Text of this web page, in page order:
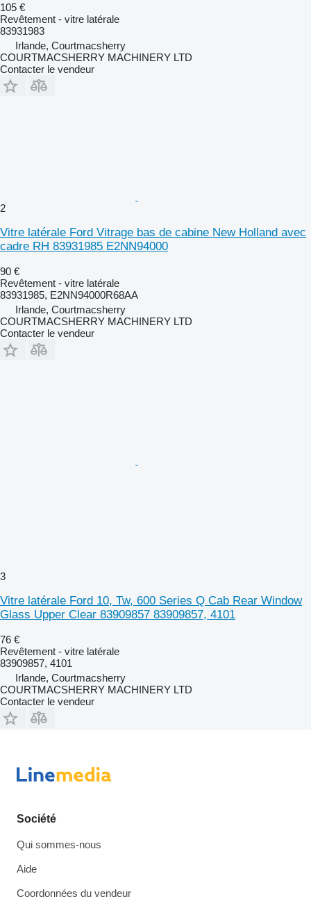
105 €
Revêtement - vitre latérale
83931983
Irlande, Courtmacsherry
COURTMACSHERRY MACHINERY LTD
Contacter le vendeur
2
Vitre latérale Ford Vitrage bas de cabine New Holland avec
cadre RH 83931985 E2NN94000
90 €
Revêtement - vitre latérale
83931985, E2NN94000R68AA
Irlande, Courtmacsherry
COURTMACSHERRY MACHINERY LTD
Contacter le vendeur
3
Vitre latérale Ford 10, Tw, 600 Series Q Cab Rear Window
Glass Upper Clear 83909857 83909857, 4101
76 €
Revêtement - vitre latérale
83909857, 4101
Irlande, Courtmacsherry
COURTMACSHERRY MACHINERY LTD
Contacter le vendeur
Société
Qui sommes-nous
Aide
Coordonnées du vendeur